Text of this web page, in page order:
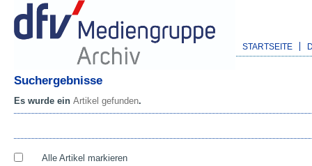
STARTSEITE
Suchergebnisse
Es wurde ein Artikel gefunden.
Alle Artikel markieren